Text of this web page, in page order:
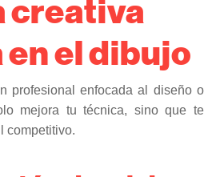
creativa
en el dibujo
profesional enfocada al diseño o
mejora tu técnica, sino que te
competitivo.